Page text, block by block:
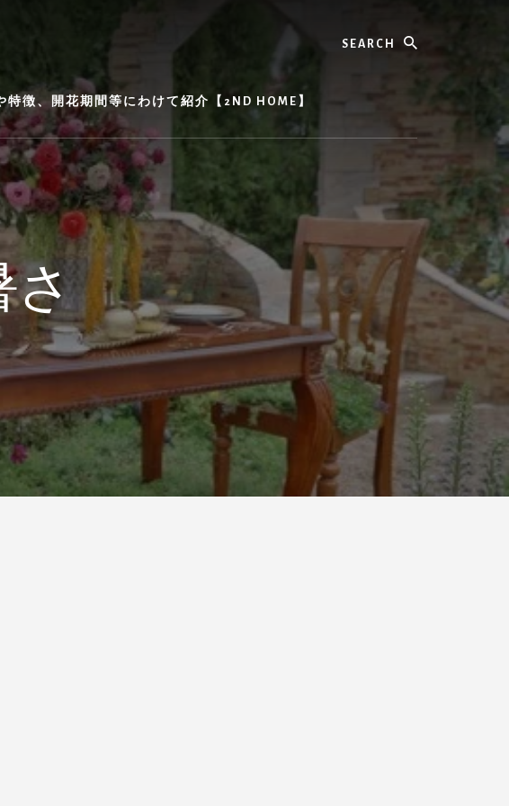
徴、開花期間等にわけて紹介【2ND HOME】
さ